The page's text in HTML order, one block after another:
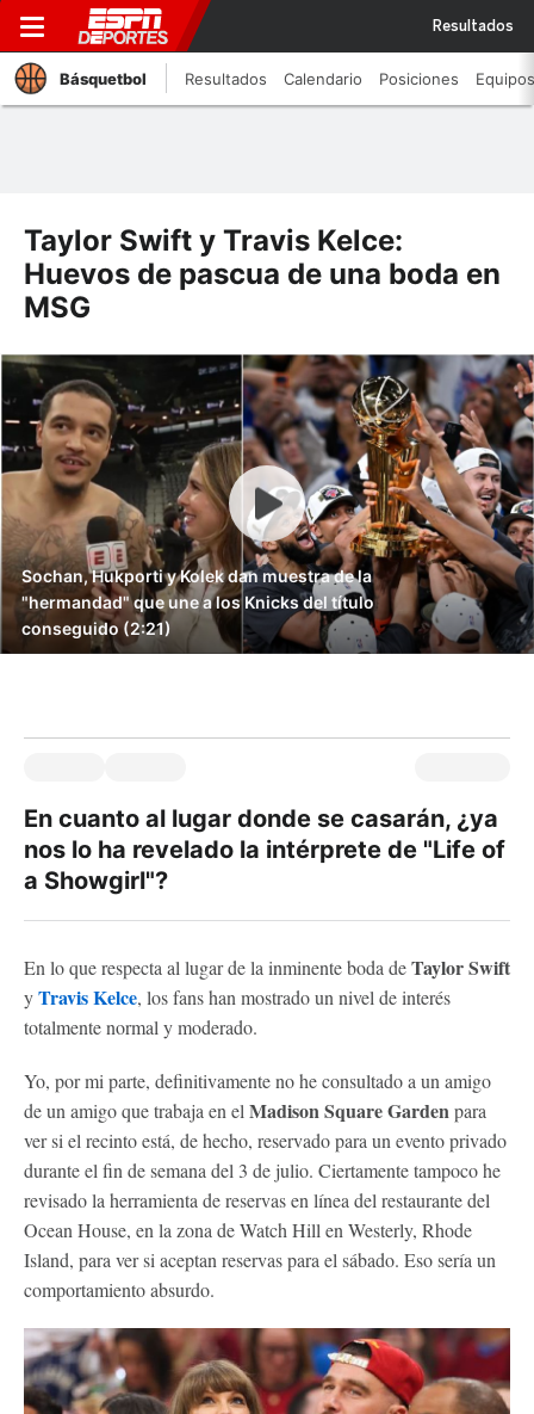
Resultados
Básquetbol Resultados Calendario Posiciones Equipos
Taylor Swift y Travis Kelce:
Huevos de pascua de una boda en
MSG
Sochan, Hukporti y Kolek dan muestra de la
"hermandad" que une a los Knicks del título
conseguido (2:21)
En cuanto al lugar donde se casarán, ¿ya
nos lo ha revelado la intérprete de "Life of
a Showgirl"?
En lo que respecta al lugar de la inminente boda deTaylorSwift
yTravisKelce, los fans han mostrado un nivel de interés
totalmente normal y moderado.
Yo, por mi parte, definitivamente no he consultado a un amigo
de un amigo que trabaja en el Madison Square Gardenpara
ver si el recinto está, de hecho, reservado para un evento privado
durante el fin de semana del 3 de julio. Ciertamente tampoco he
revisado la herramienta de reservas en línea del restaurante del
Ocean House, en la zona de Watch Hill en Westerly, Rhode
Island, para ver si aceptan reservas para el sábado. Eso sería un
comportamiento absurdo.